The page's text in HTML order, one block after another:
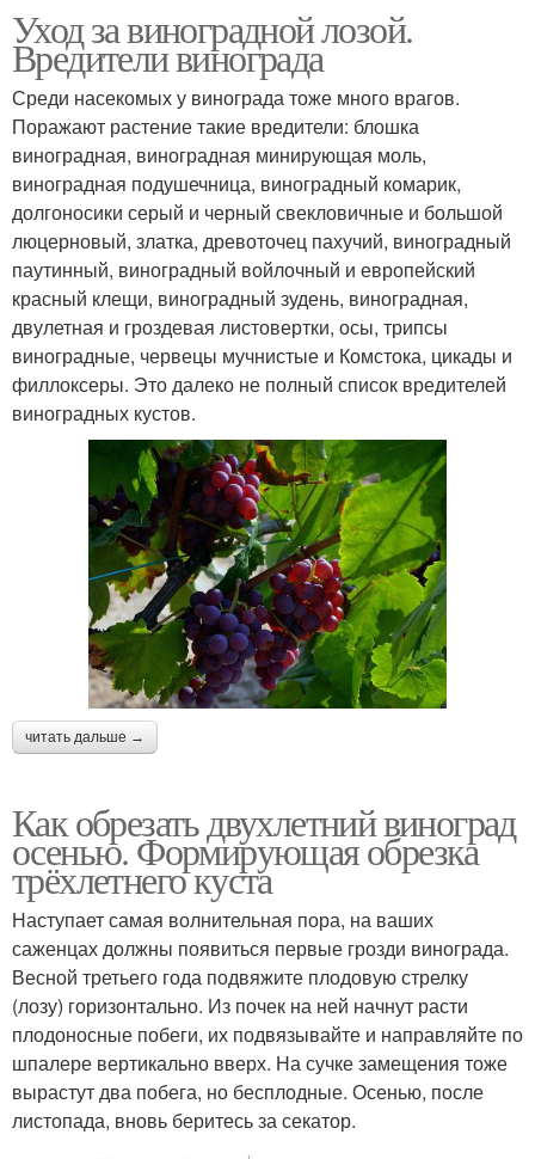
Уход за виноградной лозой.
Вредители винограда
Среди насекомых у винограда тоже много врагов.
Поражают растение такие вредители: блошка
виноградная, виноградная минирующая моль,
виноградная подушечница, виноградный комарик,
долгоносики серый и черный свекловичные и большой
люцерновый, златка, древоточец пахучий, виноградный
паутинный, виноградный войлочный и европейский
красный клещи, виноградный зудень, виноградная,
двулетная и гроздевая листовертки, осы, трипсы
виноградные, червецы мучнистые и Комстока, цикады и
филлоксеры. Это далеко не полный список вредителей
виноградных кустов.
читать дальше →
Как обрезать двухлетний виноград
осенью. Формирующая обрезка
трёхлетнего куста
Наступает самая волнительная пора, на ваших
саженцах должны появиться первые грозди винограда.
Весной третьего года подвяжите плодовую стрелку
(лозу) горизонтально. Из почек на ней начнут расти
плодоносные побеги, их подвязывайте и направляйте по
шпалере вертикально вверх. На сучке замещения тоже
вырастут два побега, но бесплодные. Осенью, после
листопада, вновь беритесь за секатор.